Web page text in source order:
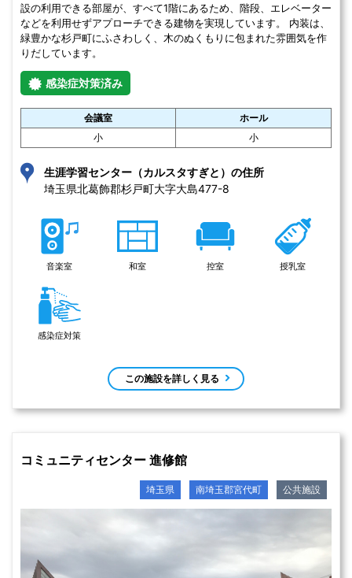
設の利用できる部屋が、すべて1階にあるため、階段、エレベーター
などを利用せずアプローチできる建物を実現しています。 内装は、
緑豊かな杉戸町にふさわしく、木のぬくもりに包まれた雰囲気を作
りだしています。
感染症対策済み
会議室
ホール
小
小
生涯学習センター（カルスタすぎと）の住所
埼玉県北葛飾郡杉戸町大字大島477-8
音楽室 和室 控室 授乳室
感染症対策
この施設を詳しく見る
コミュニティセンター 進修館
埼玉県 南埼玉郡宮代町 公共施設